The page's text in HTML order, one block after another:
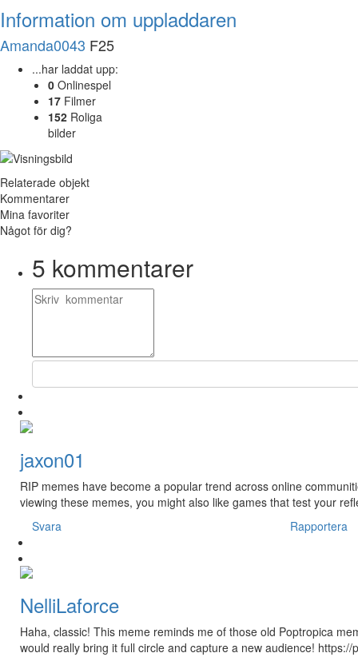
Information om uppladdaren
Amanda0043 F25
...har laddat upp:
0 Onlinespel
17 Filmer
152 Roliga
bilder
Relaterade objekt
Kommentarer
Mina favoriter
Något för dig?
5 kommentarer
jaxon01
RIP memes have become a popular trend across online
viewing these memes, you might also like games that test your
Svara
Rapportera
NelliLaforce
Haha, classic! This meme reminds me of those old Poptropica
would really bring it full circle and capture a new audience! https://